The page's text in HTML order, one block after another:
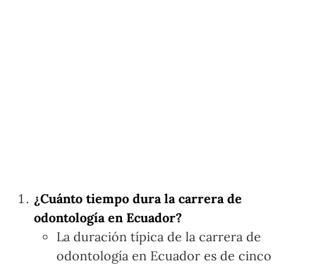
¿Cuánto tiempo dura la carrera de
odontología en Ecuador?
La duración típica de la carrera de
odontología en Ecuador es de cinco